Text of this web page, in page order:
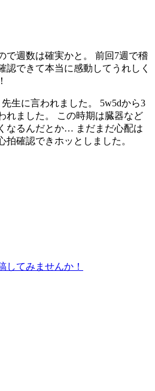
で週数は確実かと。 前回7週で稽
認できて本当に感動してうれしく
生に言われました。 5w5dから3
れました。 この時期は臓器など
なるんだとか… まだまだ心配は
確認できホッとしました。
してみませんか！